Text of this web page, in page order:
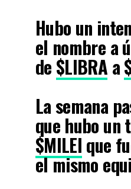
Hubo un
el nombre a
de $LIBRA a
La semana
que hubo un
$MILEI que
el mismo